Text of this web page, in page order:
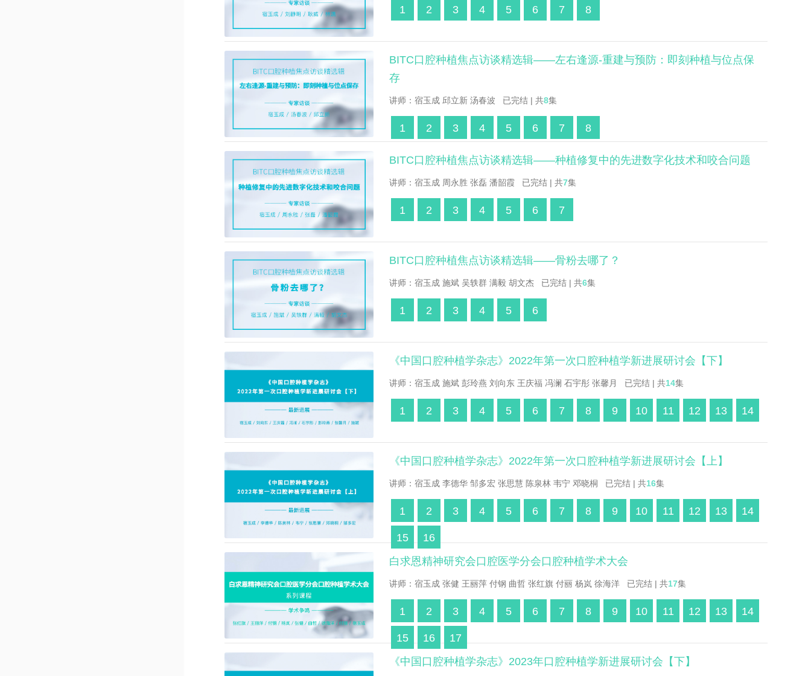
1 2 3 4 5 6 7 8
BITC口腔种植焦点访谈精选辑——左右逢源-重建与预防：即刻种植与位点保
存
讲师：宿玉成 邱立新 汤春波 已完结 | 共8集
1 2 3 4 5 6 7 8
BITC口腔种植焦点访谈精选辑——种植修复中的先进数字化技术和咬合问题
讲师：宿玉成 周永胜 张磊 潘韶霞 已完结 | 共7集
1 2 3 4 5 6 7
BITC口腔种植焦点访谈精选辑——骨粉去哪了？
讲师：宿玉成 施斌 吴轶群 满毅 胡文杰 已完结 | 共6集
1 2 3 4 5 6
《中国口腔种植学杂志》2022年第一次口腔种植学新进展研讨会【下】
讲师：宿玉成 施斌 彭玲燕 刘向东 王庆福 冯澜 石宇彤 张馨月 已完结 | 共14集
1 2 3 4 5 6 7 8 9 10 11 12 13 14
《中国口腔种植学杂志》2022年第一次口腔种植学新进展研讨会【上】
讲师：宿玉成 李德华 邹多宏 张思慧 陈泉林 韦宁 邓晓桐 已完结 | 共16集
1 2 3 4 5 6 7 8 9 10 11 12 13 14
15
16
白求恩精神研究会口腔医学分会口腔种植学术大会
讲师：宿玉成 张健 王丽萍 付钢 曲哲 张红旗 付丽 杨岚 徐海洋 已完结 | 共17集
1 2 3 4 5 6 7 8 9 10 11 12 13 14
15 16
17
《中国口腔种植学杂志》2023年口腔种植学新进展研讨会【下】